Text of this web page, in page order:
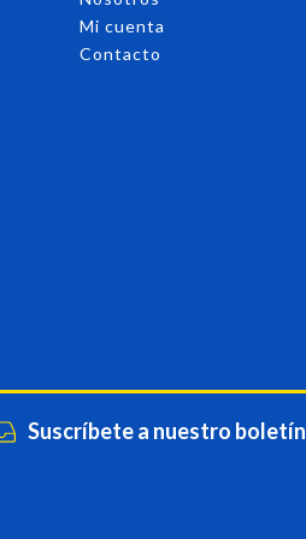
Mi cuenta
Contacto
Suscríbete a nuestro boletín